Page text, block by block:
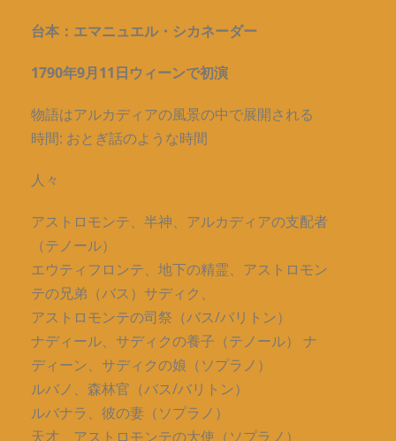
台本：エマニュエル・シカネーダー
1790年9月11日ウィーンで初演
物語はアルカディアの風景の中で展開される
時間: おとぎ話のような時間
人々
アストロモンテ、半神、アルカディアの支配者
（テノール）
エウティフロンテ、地下の精霊、アストロモン
テの兄弟（バス）サディク、
アストロモンテの司祭（バス/バリトン）
ナディール、サディクの養子（テノール） ナ
ディーン、サディクの娘（ソプラノ）
ルバノ、森林官（バス/バリトン）
ルバナラ、彼の妻（ソプラノ）
天才、アストロモンテの大使（ソプラノ）